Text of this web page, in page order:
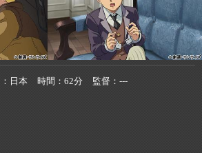
日本 時間 62分 監督
---